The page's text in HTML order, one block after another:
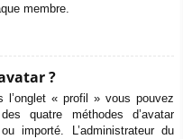
membre.
?
l’onglet « profil » vous pouvez
quatre méthodes d’avatar
importé. L’administrateur du